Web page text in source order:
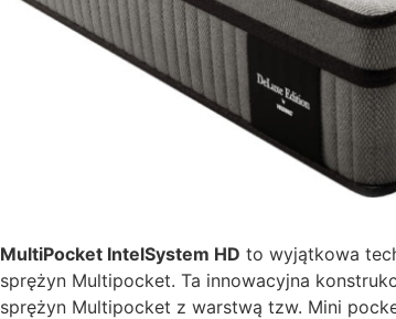
MultiPocket IntelSystem HD to wyjątkowa
sprężyn Multipocket. Ta innowacyjna
sprężyn Multipocket z warstwą tzw. Mini